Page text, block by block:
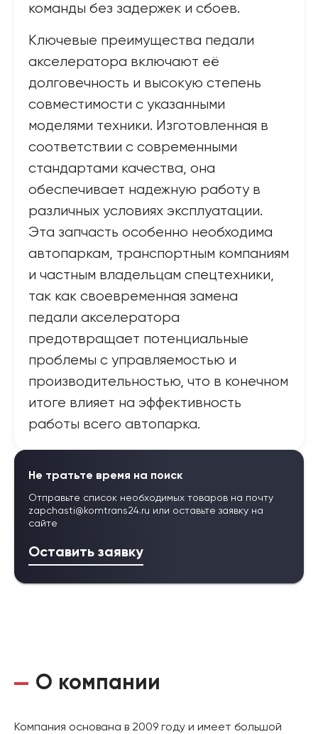
команды без задержек и сбоев.
Ключевые преимущества педали
акселератора включают её
долговечность и высокую степень
совместимости с указанными
моделями техники. Изготовленная в
соответствии с современными
стандартами качества, она
обеспечивает надежную работу в
различных условиях эксплуатации.
Эта запчасть особенно необходима
автопаркам, транспортным компаниям
и частным владельцам спецтехники,
так как своевременная замена
педали акселератора
предотвращает потенциальные
проблемы с управляемостью и
производительностью, что в конечном
итоге влияет на эффективность
работы всего автопарка.
Не тратьте время на поиск
Отправьте список необходимых товаров на почту
zapchasti@komtrans24.ru или оставьте заявку на
сайте
Оставить заявку
О компании
Компания основана в 2009 году и имеет большой